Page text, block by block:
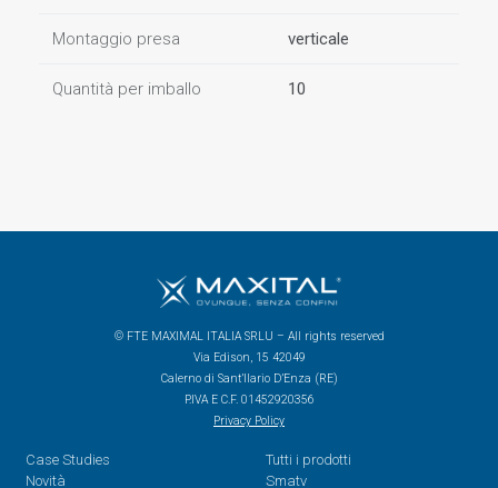
Montaggio presa verticale
Quantità per imballo 10
© FTE MAXIMAL ITALIA SRLU – All rights reserved
Via Edison, 15 42049
Calerno di Sant’Ilario D’Enza (RE)
P.IVA E C.F. 01452920356
Privacy Policy
Case Studies
Novità
Tutti i prodotti
Smatv